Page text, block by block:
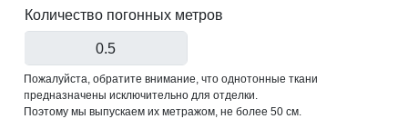
Количество погонных метров
Пожалуйста, обратите внимание, что однотонные ткани
предназначены исключительно для отделки.
Поэтому мы выпускаем их метражом, не более 50 см.